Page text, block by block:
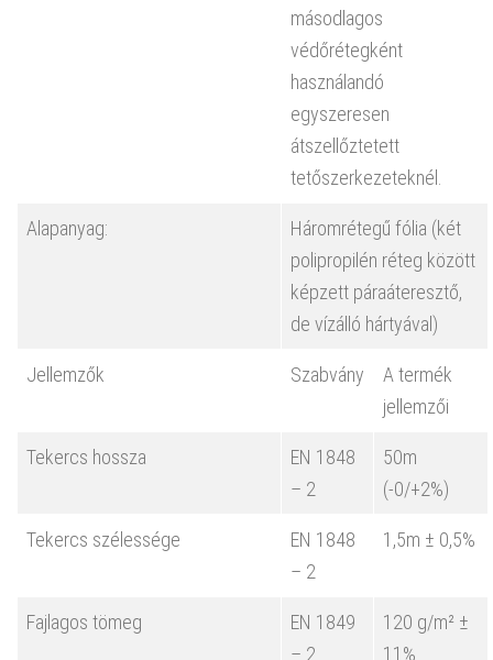
másodlagos
védőrétegként
használandó
egyszeresen
átszellőztetett
tetőszerkezeteknél.
Alapanyag:
Háromrétegű fólia (két
polipropilén réteg között
képzett páraáteresztő,
de vízálló hártyával)
Jellemzők Szabvány
A termék
jellemzői
Tekercs hossza
EN 1848
– 2
50m
(-0/+2%)
Tekercs szélessége
EN 1848
– 2
1,5m ± 0,5%
Fajlagos tömeg
EN 1849
– 2
120 g/m² ±
11%